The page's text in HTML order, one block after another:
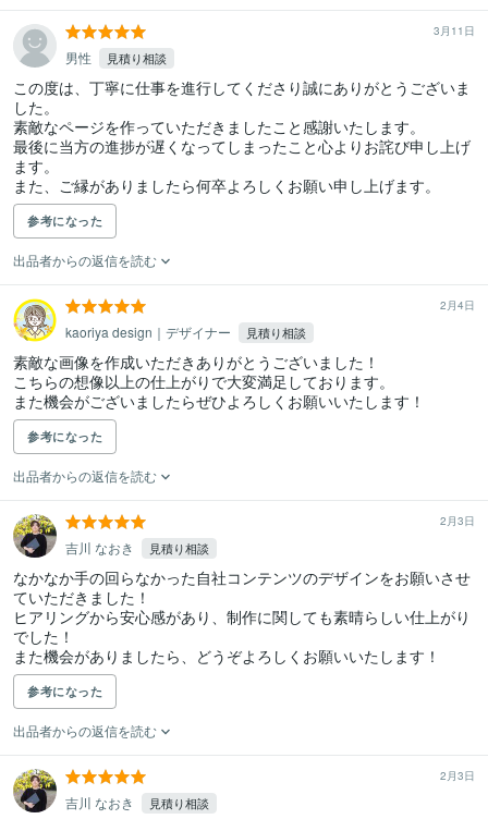
3月11日
男性 見積り相談
この度は、丁寧に仕事を進行してくださり誠にありがとうございま
した。
素敵なページを作っていただきましたこと感謝いたします。
最後に当方の進捗が遅くなってしまったこと心よりお詫び申し上げ
ます。
また、ご縁がありましたら何卒よろしくお願い申し上げます。
参考になった
出品者からの返信を読む
2月4日
kaoriya design｜デザイナー 見積り相談
素敵な画像を作成いただきありがとうございました！
こちらの想像以上の仕上がりで大変満足しております。
また機会がございましたらぜひよろしくお願いいたします！
参考になった
出品者からの返信を読む
2月3日
吉川 なおき 見積り相談
なかなか手の回らなかった自社コンテンツのデザインをお願いさせ
ていただきました！
ヒアリングから安心感があり、制作に関しても素晴らしい仕上がり
でした！
参考になった
出品者からの返信を読む
2月3日
吉川 なおき 見積り相談